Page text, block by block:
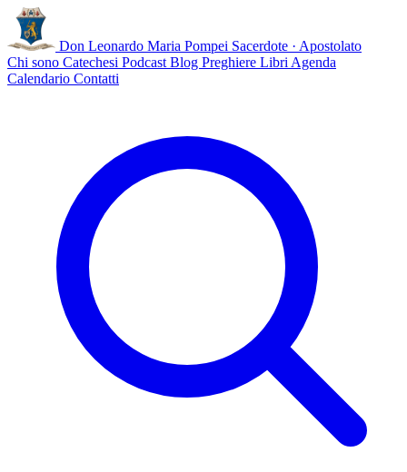
Don Leonardo Maria Pompei Sacerdote · Apostolato
Chi sono Catechesi Podcast Blog Preghiere Libri Agenda
Calendario Contatti